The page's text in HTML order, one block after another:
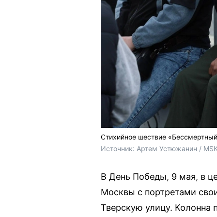
Стихийное шествие
Источник: Артем Устюжанин /
В День Победы, 9 мая, в
Москвы с портретами
Тверскую улицу. Колонна